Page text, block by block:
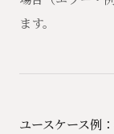
ます。
ユースケース例